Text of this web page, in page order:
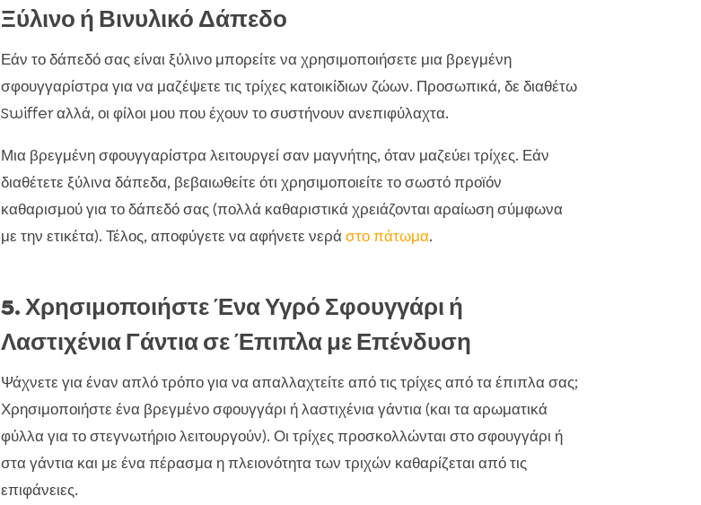
Ξύλινο ή Βινυλικό Δάπεδο
Εάν το δάπεδό σας είναι ξύλινο μπορείτε να χρησιμοποιήσετε μια βρεγμένη
σφουγγαρίστρα για να μαζέψετε τις τρίχες κατοικίδιων ζώων. Προσωπικά, δε διαθέτω
Swiffer αλλά, οι φίλοι μου που έχουν το συστήνουν ανεπιφύλαχτα.
Μια βρεγμένη σφουγγαρίστρα λειτουργεί σαν μαγνήτης, όταν μαζεύει τρίχες. Εάν
διαθέτετε ξύλινα δάπεδα, βεβαιωθείτε ότι χρησιμοποιείτε το σωστό προϊόν
καθαρισμού για το δάπεδό σας (πολλά καθαριστικά χρειάζονται αραίωση σύμφωνα
με την ετικέτα). Τέλος, αποφύγετε να αφήνετε νεράστο πάτωμα.
5. Χρησιμοποιήστε Ένα Υγρό Σφουγγάρι ή
Λαστιχένια Γάντια σε Έπιπλα με Επένδυση
Ψάχνετε για έναν απλό τρόπο για να απαλλαχτείτε από τις τρίχες από τα έπιπλα σας;
Χρησιμοποιήστε ένα βρεγμένο σφουγγάρι ή λαστιχένια γάντια (και τα αρωματικά
φύλλα για το στεγνωτήριο λειτουργούν). Οι τρίχες προσκολλώνται στο σφουγγάρι ή
στα γάντια και με ένα πέρασμα η πλειονότητα των τριχών καθαρίζεται από τις
επιφάνειες.